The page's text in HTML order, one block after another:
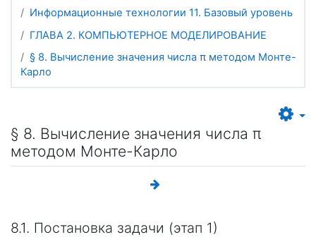
Информационные технологии 11. Базовый уровень
ГЛАВА 2. КОМПЬЮТЕРНОЕ МОДЕЛИРОВАНИЕ
§ 8. Вычисление значения числа π методом Монте-
Карло
§ 8. Вычисление значения числа π
методом Монте-Карло
8.1. Постановка задачи (этап 1)